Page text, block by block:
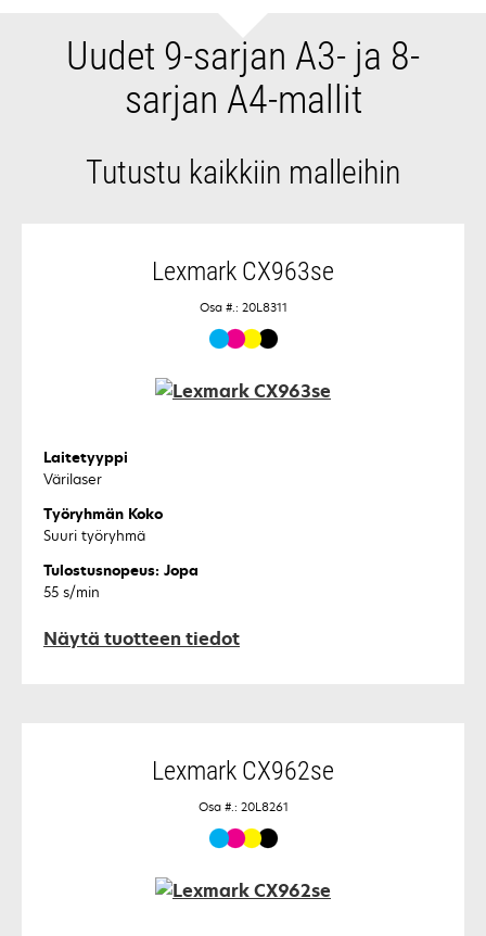
Uudet 9-sarjan A3- ja 8-
sarjan A4-mallit
Tutustu kaikkiin malleihin
Lexmark CX963se
Osa #.: 20L8311
Laitetyyppi
Värilaser
Työryhmän Koko
Suuri työryhmä
Tulostusnopeus: Jopa
55 s/min
Näytä tuotteen tiedot
Lexmark CX962se
Osa #.: 20L8261